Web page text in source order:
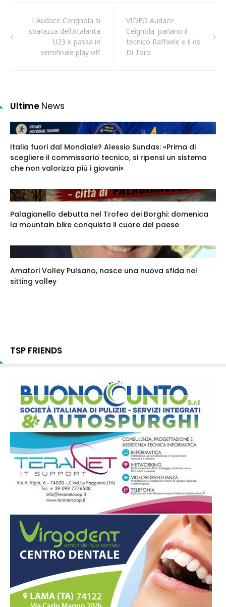
L'Audace Cerignola si
sbarazza dell'Atalanta
U23 e passa in
semifinale play off
VIDEO Audace
Ceignola: parlano il
tecnico Raffaele e il ds
Di Toro
Ultime News
Italia fuori dal Mondiale? Alessio Sundas: «Prima di
scegliere il commissario tecnico, si ripensi un sistema
che non valorizza più i giovani»
Palagianello debutta nel Trofeo dei Borghi: domenica
la mountain bike conquista il cuore del paese
Amatori Volley Pulsano, nasce una nuova sfida nel
sitting volley
TSP FRIENDS